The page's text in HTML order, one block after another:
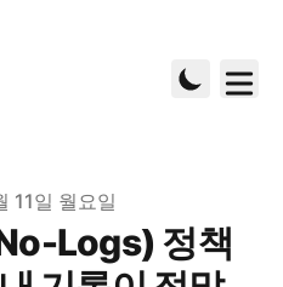
11일 월요일
Logs) 정책